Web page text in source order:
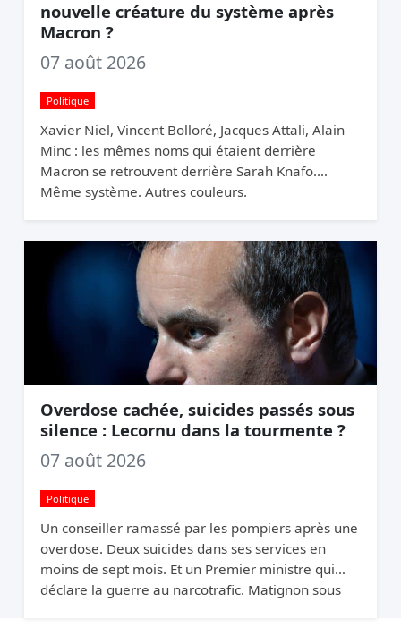
nouvelle créature du système après
Macron ?
07 août 2026
Politique
Xavier Niel, Vincent Bolloré, Jacques Attali, Alain
Minc : les mêmes noms qui étaient derrière
Macron se retrouvent derrière Sarah Knafo.
Même système. Autres couleurs.
Overdose cachée, suicides passés sous
silence : Lecornu dans la tourmente ?
07 août 2026
Politique
Un conseiller ramassé par les pompiers après une
overdose. Deux suicides dans ses services en
moins de sept mois. Et un Premier ministre qui
déclare la guerre au narcotrafic. Matignon sous